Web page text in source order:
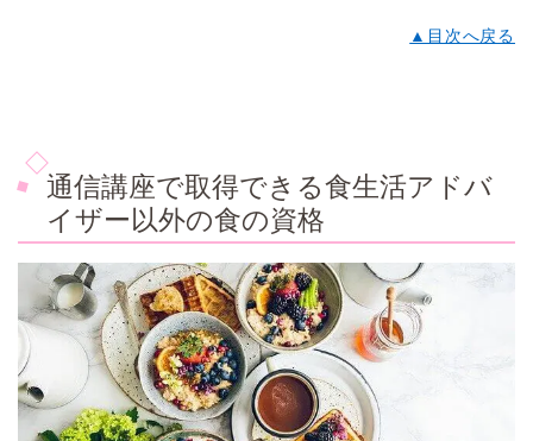
▲目次へ戻る
通信講座で取得できる食生活アドバ
イザー以外の食の資格